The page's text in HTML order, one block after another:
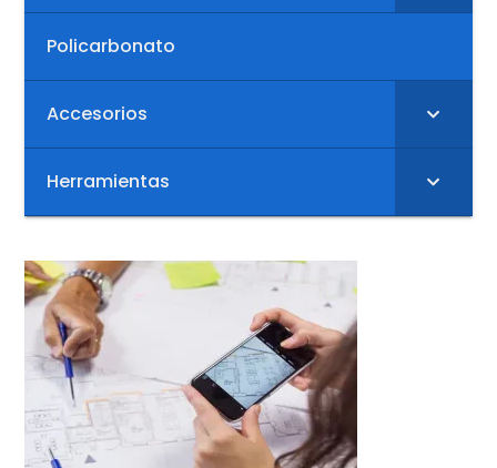
Policarbonato
Accesorios
Herramientas